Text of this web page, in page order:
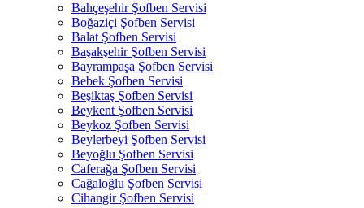
Bahçeşehir Şofben Servisi
Boğaziçi Şofben Servisi
Balat Şofben Servisi
Başakşehir Şofben Servisi
Bayrampaşa Şofben Servisi
Bebek Şofben Servisi
Beşiktaş Şofben Servisi
Beykent Şofben Servisi
Beykoz Şofben Servisi
Beylerbeyi Şofben Servisi
Beyoğlu Şofben Servisi
Caferağa Şofben Servisi
Cağaloğlu Şofben Servisi
Cihangir Şofben Servisi